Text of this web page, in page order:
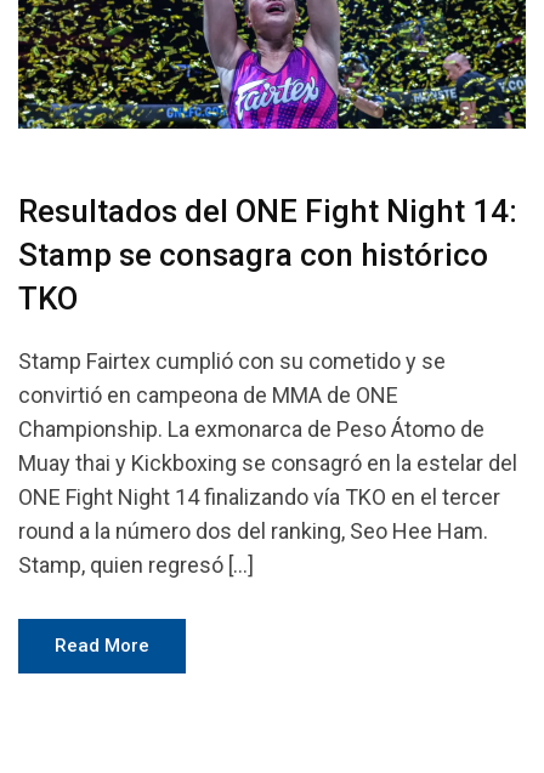
Resultados del ONE Fight Night 14:
Stamp se consagra con histórico
TKO
Stamp Fairtex cumplió con su cometido y se
convirtió en campeona de MMA de ONE
Championship. La exmonarca de Peso Átomo de
Muay thai y Kickboxing se consagró en la estelar del
ONE Fight Night 14 finalizando vía TKO en el tercer
round a la número dos del ranking, Seo Hee Ham.
Stamp, quien regresó […]
Read More